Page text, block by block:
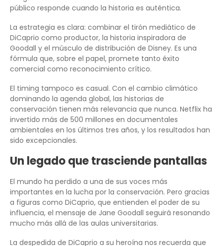
público responde cuando la historia es auténtica.
La estrategia es clara: combinar el tirón mediático de
DiCaprio como productor, la historia inspiradora de
Goodall y el músculo de distribución de Disney. Es una
fórmula que, sobre el papel, promete tanto éxito
comercial como reconocimiento crítico.
El timing tampoco es casual. Con el cambio climático
dominando la agenda global, las historias de
conservación tienen más relevancia que nunca. Netflix ha
invertido más de 500 millones en documentales
ambientales en los últimos tres años, y los resultados han
sido excepcionales.
Un legado que trasciende pantallas
El mundo ha perdido a una de sus voces más
importantes en la lucha por la conservación. Pero gracias
a figuras como DiCaprio, que entienden el poder de su
influencia, el mensaje de Jane Goodall seguirá resonando
mucho más allá de las aulas universitarias.
La despedida de DiCaprio a su heroína nos recuerda que